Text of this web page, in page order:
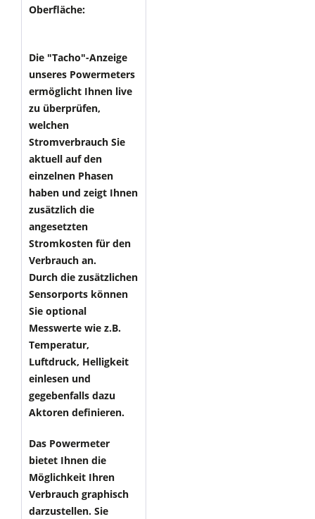
Oberfläche:
Die "Tacho"-Anzeige
unseres Powermeters
ermöglicht Ihnen live
zu überprüfen,
welchen
Stromverbrauch Sie
aktuell auf den
einzelnen Phasen
haben und zeigt Ihnen
zusätzlich die
angesetzten
Stromkosten für den
Verbrauch an.
Durch die zusätzlichen
Sensorports können
Sie optional
Messwerte wie z.B.
Temperatur,
Luftdruck, Helligkeit
einlesen und
gegebenfalls dazu
Aktoren definieren.
Das Powermeter
bietet Ihnen die
Möglichkeit Ihren
Verbrauch graphisch
darzustellen. Sie